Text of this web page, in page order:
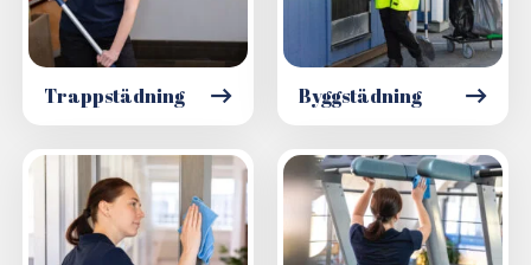
Trappstädning Byggstädning